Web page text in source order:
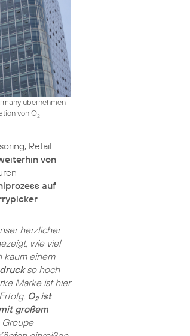
übernehmen
von O2
Retail
von
auf
.
herzlicher
wie viel
kaum einem
so hoch
Marke ist hier
O2ist
großem
Groupe